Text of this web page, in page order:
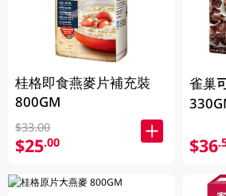
桂格即食燕麥片補充裝
800GM
$33.00
$25.00
雀巢
$36